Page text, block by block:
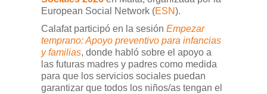
European Social Network (ESN).
Calafat participó en la sesión Empezar
temprano: Apoyo preventivo para infancias
y familias, donde habló sobre el apoyo a
las futuras madres y padres como medida
para que los servicios sociales puedan
garantizar que todos los niños/as tengan el